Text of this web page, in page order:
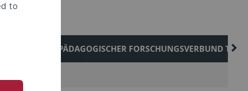
RELIGIONSPÄDAGOGISCHER FORSCHUNGSVERBUND
to